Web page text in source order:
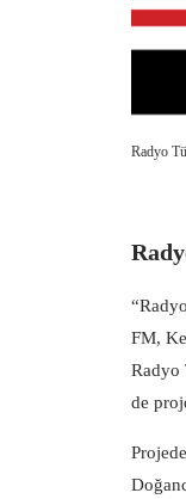
Radyo
FM,
Radyo
de